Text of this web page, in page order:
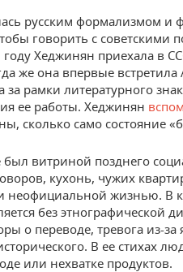
русским формализмом и
говорить с советскими
Хеджинян приехала в
же она впервые
рамки литературного
ее работы. Хеджинян
сколько само состояние
витриной позднего
кухонь, чужих
жизнью. В
без этнографической
о переводе, тревога из-
В ее стихах
или нехватке продуктов.